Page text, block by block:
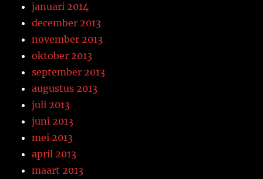
januari 2014
december 2013
november 2013
oktober 2013
september 2013
augustus 2013
juli 2013
juni 2013
mei 2013
april 2013
maart 2013